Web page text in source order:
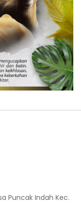
Puncak Indah Kec.